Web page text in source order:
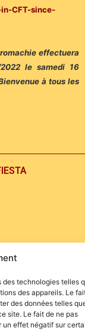
des technologies telles
des appareils. Le
des données telles
site. Le fait de ne pas
un effet négatif sur
CFT-since-
effectuera
le samedi 16
à tous les